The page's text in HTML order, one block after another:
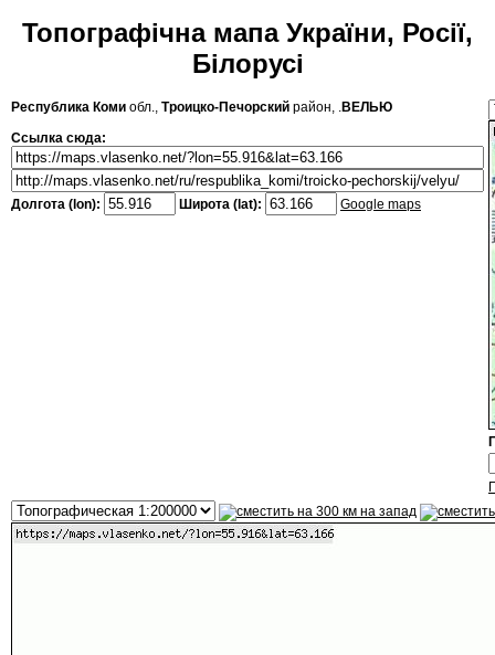
Топографічна мапа України, Росії,
Білорусі
Республика Коми обл., Троицко-Печорский район, .ВЕЛЬЮ
Ссылка сюда:
Долгота (lon): Широта (lat): Google maps